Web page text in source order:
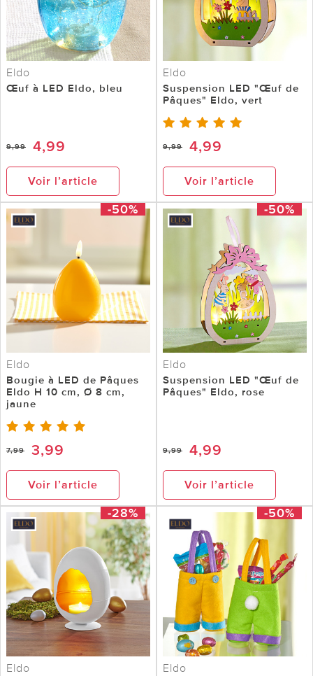
Eldo
Œuf à LED Eldo, bleu
9,99 4,99
Voir l’article
Eldo
Suspension LED "Œuf de
Pâques" Eldo, vert
9,99 4,99
Voir l’article
-50%
Eldo
Bougie à LED de Pâques
Eldo H 10 cm, Ø 8 cm,
jaune
7,99 3,99
Voir l’article
-50%
Eldo
Suspension LED "Œuf de
Pâques" Eldo, rose
9,99 4,99
Voir l’article
-28%
Eldo
-50%
Eldo